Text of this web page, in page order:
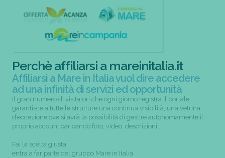
Perchè affiliarsi a mareinitalia.it
Affiliarsi a Mare in Italia vuol dire accedere
ad una infinità di servizi ed opportunità
Il gran numero di visitatori che ogni giorno registra il portale
garantisce a tutte le strutture una continua visibilità; una vetrina
d’eccezione ove si avrà la possibilità di gestire autonomamente il
proprio account caricando foto, video, descrizioni...
Fai la scelta giusta,
entra a far parte del gruppo Mare in Italia